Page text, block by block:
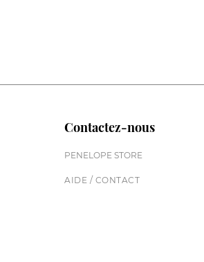
Contactez-nous
PENELOPE STORE
AIDE / CONTACT